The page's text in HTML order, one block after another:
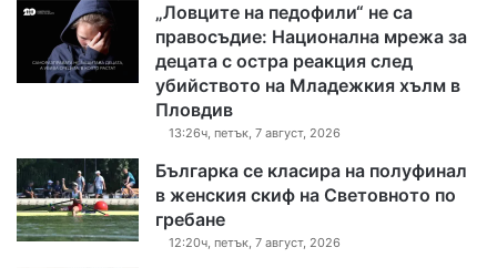
„Ловците на педофили“ не са
правосъдие: Национална мрежа за
децата с остра реакция след
убийството на Младежкия хълм в
Пловдив
13:26ч, петък, 7 август, 2026
Българка се класира на полуфинал
в женския скиф на Световното по
гребане
12:20ч, петък, 7 август, 2026